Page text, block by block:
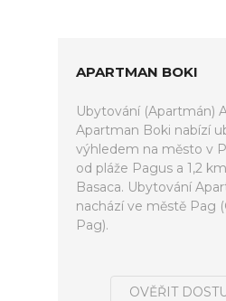
APARTMAN BOKI
Ubytování (Apartmán)
Apartman Boki nabízí
výhledem na město v
od pláže Pagus a 1,2
Basaca. Ubytování
nachází ve městě Pag
Pag).
OVĚŘIT